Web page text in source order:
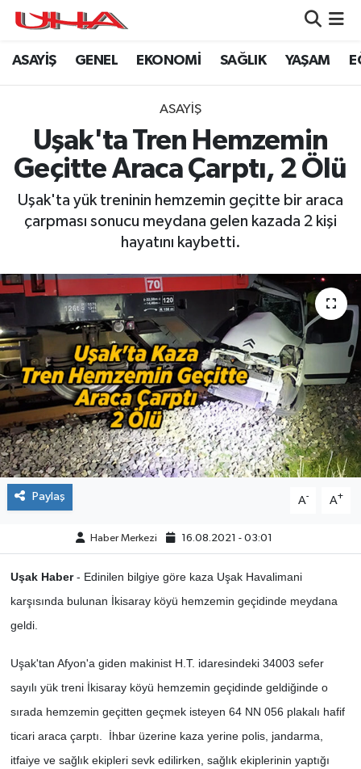
ASAYİŞ GENEL EKONOMİ SAĞLIK YAŞAM
ASAYİŞ
Uşak'ta Tren Hemzemin
Geçitte Araca Çarptı, 2 Ölü
Uşak'ta yük treninin hemzemin geçitte bir araca
çarpması sonucu meydana gelen kazada 2 kişi
hayatını kaybetti.
Paylaş A- A+
Haber Merkezi 16.08.2021 - 03:01
Uşak Haber- Edinilen bilgiye göre kaza Uşak Havalimani
karşısında bulunan İkisaray köyü hemzemin geçidinde meydana
geldi.
Uşak'tan Afyon'a giden makinist H.T. idaresindeki 34003 sefer
sayılı yük treni İkisaray köyü hemzemin geçidinde geldiğinde o
sırada hemzemin geçitten geçmek isteyen 64 NN 056 plakalı hafif
ticari araca çarptı. İhbar üzerine kaza yerine polis, jandarma,
itfaiye ve sağlık ekipleri sevk edilirken, sağlık ekiplerinin yaptığı
ASAYİŞ
GENEL
YAŞAM
SAĞLIK
EKONOMİ
EĞİTİM
ÇEVRE
DÜNYA
HABERDE İNSAN
BİLİM VE TEKNOLOJİ
KAMPANYALAR
KÜLTÜR-SANAT
ÖZEL HABER
POLİTİKA
SİYASET
Nöbetçi Eczaneler
Namaz Vakitleri
Trafik Durumu
Puan Durumu ve Fikstür
Son Dakika Haberleri
Haber Arşivi